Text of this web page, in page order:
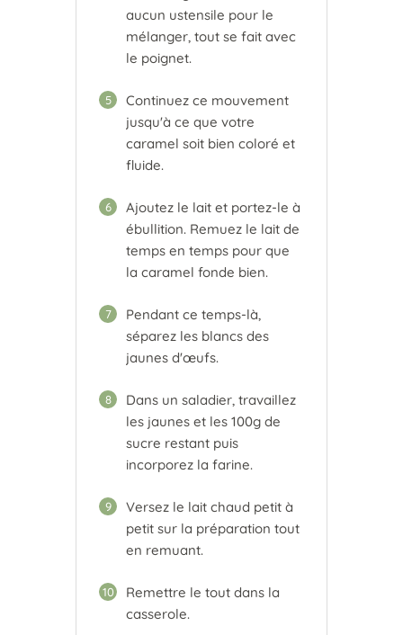
aucun ustensile pour le
mélanger, tout se fait avec
le poignet.
5
Continuez ce mouvement
jusqu'à ce que votre
caramel soit bien coloré et
fluide.
6
Ajoutez le lait et portez-le à
ébullition. Remuez le lait de
temps en temps pour que
la caramel fonde bien.
7
Pendant ce temps-là,
séparez les blancs des
jaunes d'œufs.
8
Dans un saladier, travaillez
les jaunes et les 100g de
sucre restant puis
incorporez la farine.
9
Versez le lait chaud petit à
petit sur la préparation tout
en remuant.
10
Remettre le tout dans la
casserole.